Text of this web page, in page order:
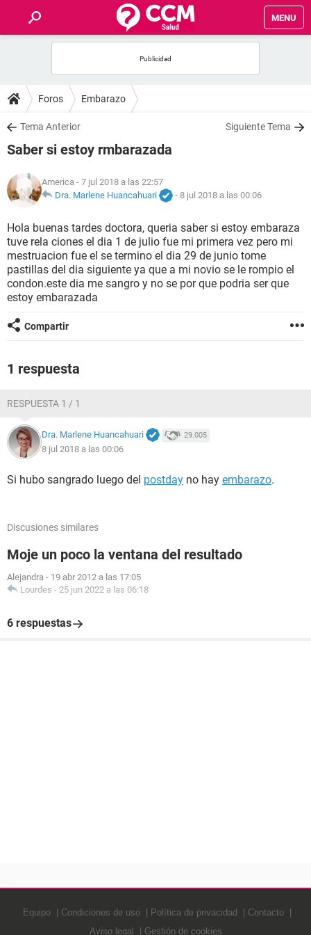
MENU
FOROS
SALUD
NUTRICIÓN
BIENESTAR
SEXUALIDAD
GLOSARIO
Foros Embarazo
Tema Anterior Siguiente Tema
Saber si estoy rmbarazada
America - 7 jul 2018 a las 22:57
Dra. Marlene Huancahuari
- 8 jul 2018 a las 00:06
Hola buenas tardes doctora, queria saber si estoy embaraza
tuve rela ciones el dia 1 de julio fue mi primera vez pero mi
mestruacion fue el se termino el dia 29 de junio tome
pastillas del dia siguiente ya que a mi novio se le rompio el
condon.este dia me sangro y no se por que podria ser que
estoy embarazada
Compartir
1 respuesta
RESPUESTA 1 / 1
Dra. Marlene Huancahuari 29.005
8 jul 2018 a las 00:06
Si hubo sangrado luego del postday no hay embarazo.
Discusiones similares
Moje un poco la ventana del resultado
Alejandra - 19 abr 2012 a las 17:05
Lourdes - 25 jun 2022 a las 06:18
6 respuestas
Equipo Condiciones de uso Política de privacidad
Contacto
Aviso legal
Gestión de cookies